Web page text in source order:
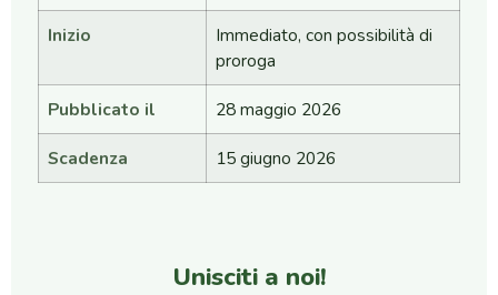
Inizio
Immediato, con possibilità di
proroga
Pubblicato il 28 maggio 2026
Scadenza 15 giugno 2026
Unisciti a noi!